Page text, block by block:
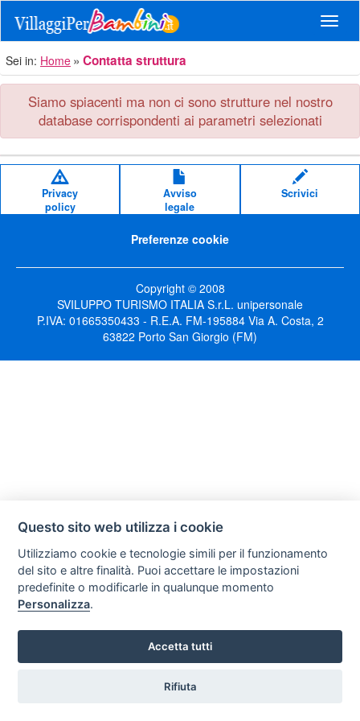
Sei in: Home Contatta struttura
Siamo spiacenti ma non ci sono strutture nel nostro
database corrispondenti ai parametri selezionati
Privacy
policy
Avviso
legale
Scrivici
Preferenze cookie
Copyright © 2008
SVILUPPO TURISMO ITALIA S.r.L. unipersonale
P.IVA: 01665350433 - R.E.A. FM-195884 Via A. Costa, 2
63822 Porto San Giorgio (FM)
Questo sito web utilizza i cookie
Utilizziamo cookie e tecnologie simili per il funzionamento
del sito e altre finalità. Puoi accettare le impostazioni
predefinite o modificarle in qualunque momento
Personalizza.
Accetta tutti
Rifiuta